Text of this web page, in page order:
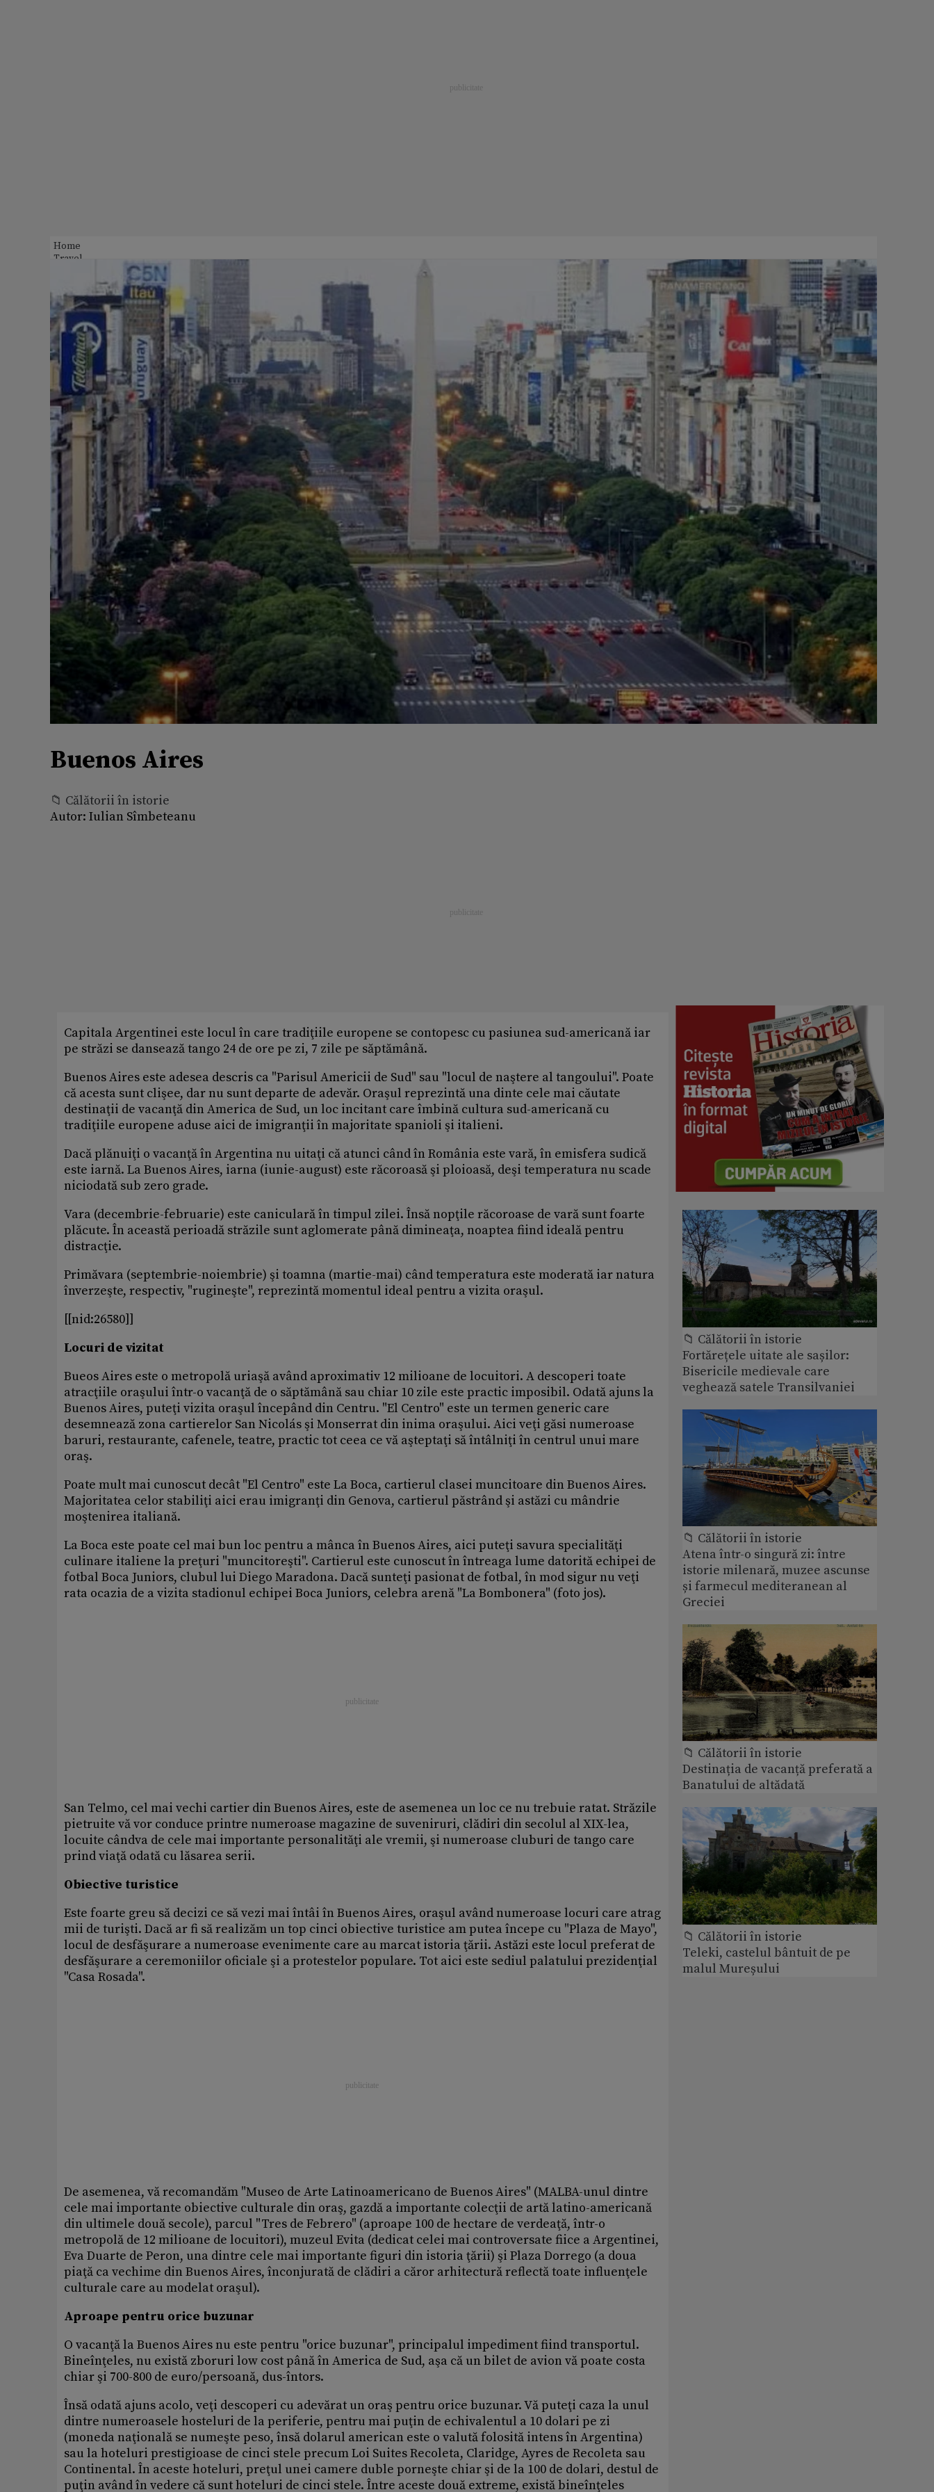
Home
Travel
Buenos Aires
📁 Călătorii în istorie
Autor: Iulian Sîmbeteanu
Capitala Argentinei este locul în care tradiţiile europene se contopesc cu pasiunea sud-americană iar
pe străzi se dansează tango 24 de ore pe zi, 7 zile pe săptămână.
Buenos Aires este adesea descris ca "Parisul Americii de Sud" sau "locul de naştere al tangoului". Poate
că acesta sunt clişee, dar nu sunt departe de adevăr. Oraşul reprezintă una dinte cele mai căutate
destinaţii de vacanţă din America de Sud, un loc incitant care îmbină cultura sud-americană cu
tradiţiile europene aduse aici de imigranţii în majoritate spanioli şi italieni.
Dacă plănuiţi o vacanţă în Argentina nu uitaţi că atunci când în România este vară, în emisfera sudică
este iarnă. La Buenos Aires, iarna (iunie-august) este răcoroasă şi ploioasă, deşi temperatura nu scade
niciodată sub zero grade.
Vara (decembrie-februarie) este caniculară în timpul zilei. Însă nopţile răcoroase de vară sunt foarte
plăcute. În această perioadă străzile sunt aglomerate până dimineaţa, noaptea fiind ideală pentru
distracţie.
Primăvara (septembrie-noiembrie) şi toamna (martie-mai) când temperatura este moderată iar natura
înverzeşte, respectiv, "rugineşte", reprezintă momentul ideal pentru a vizita oraşul.
[[nid:26580]]
Locuri de vizitat
Bueos Aires este o metropolă uriaşă având aproximativ 12 milioane de locuitori. A descoperi toate
atracţiile oraşului într-o vacanţă de o săptămână sau chiar 10 zile este practic imposibil. Odată ajuns la
Buenos Aires, puteţi vizita oraşul începând din Centru. "El Centro" este un termen generic care
desemnează zona cartierelor San Nicolás şi Monserrat din inima oraşului. Aici veţi găsi numeroase
baruri, restaurante, cafenele, teatre, practic tot ceea ce vă aşteptaţi să întâlniţi în centrul unui mare
oraş.
Poate mult mai cunoscut decât "El Centro" este La Boca, cartierul clasei muncitoare din Buenos Aires.
Majoritatea celor stabiliţi aici erau imigranţi din Genova, cartierul păstrând şi astăzi cu mândrie
moştenirea italiană.
La Boca este poate cel mai bun loc pentru a mânca în Buenos Aires, aici puteţi savura specialităţi
culinare italiene la preţuri "muncitoreşti". Cartierul este cunoscut în întreaga lume datorită echipei de
fotbal Boca Juniors, clubul lui Diego Maradona. Dacă sunteţi pasionat de fotbal, în mod sigur nu veţi
rata ocazia de a vizita stadionul echipei Boca Juniors, celebra arenă "La Bombonera" (foto jos).
San Telmo, cel mai vechi cartier din Buenos Aires, este de asemenea un loc ce nu trebuie ratat. Străzile
pietruite vă vor conduce printre numeroase magazine de suveniruri, clădiri din secolul al XIX-lea,
locuite cândva de cele mai importante personalităţi ale vremii, şi numeroase cluburi de tango care
prind viaţă odată cu lăsarea serii.
Obiective turistice
Este foarte greu să decizi ce să vezi mai întâi în Buenos Aires, oraşul având numeroase locuri care atrag
mii de turişti. Dacă ar fi să realizăm un top cinci obiective turistice am putea începe cu "Plaza de Mayo",
locul de desfăşurare a numeroase evenimente care au marcat istoria ţării. Astăzi este locul preferat de
desfăşurare a ceremoniilor oficiale şi a protestelor populare. Tot aici este sediul palatului prezidenţial
"Casa Rosada".
De asemenea, vă recomandăm "Museo de Arte Latinoamericano de Buenos Aires" (MALBA-unul dintre
cele mai importante obiective culturale din oraş, gazdă a importante colecţii de artă latino-americană
din ultimele două secole), parcul "Tres de Febrero" (aproape 100 de hectare de verdeaţă, într-o
metropolă de 12 milioane de locuitori), muzeul Evita (dedicat celei mai controversate fiice a Argentinei,
Eva Duarte de Peron, una dintre cele mai importante figuri din istoria ţării) şi Plaza Dorrego (a doua
piaţă ca vechime din Buenos Aires, înconjurată de clădiri a căror arhitectură reflectă toate influenţele
culturale care au modelat oraşul).
Aproape pentru orice buzunar
O vacanţă la Buenos Aires nu este pentru "orice buzunar", principalul impediment fiind transportul.
Bineînţeles, nu există zboruri low cost până în America de Sud, aşa că un bilet de avion vă poate costa
chiar şi 700-800 de euro/persoană, dus-întors.
Însă odată ajuns acolo, veţi descoperi cu adevărat un oraş pentru orice buzunar. Vă puteţi caza la unul
dintre numeroasele hosteluri de la periferie, pentru mai puţin de echivalentul a 10 dolari pe zi
(moneda naţională se numeşte peso, însă dolarul american este o valută folosită intens în Argentina)
sau la hoteluri prestigioase de cinci stele precum Loi Suites Recoleta, Claridge, Ayres de Recoleta sau
Continental. În aceste hoteluri, preţul unei camere duble porneşte chiar şi de la 100 de dolari, destul de
puţin având în vedere că sunt hoteluri de cinci stele. Între aceste două extreme, există bineînţeles
📁 Călătorii în istorie
Fortărețele uitate ale sașilor:
Bisericile medievale care
veghează satele Transilvaniei
📁 Călătorii în istorie
Atena într-o singură zi: între
istorie milenară, muzee ascunse
și farmecul mediteranean al
Greciei
📁 Călătorii în istorie
Destinația de vacanță preferată a
Banatului de altădată
📁 Călătorii în istorie
Teleki, castelul bântuit de pe
malul Mureșului